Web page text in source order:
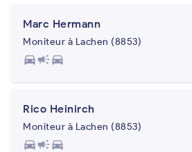
Marc Hermann
Moniteur à Lachen (8853)
directions_carcampaigndirections_car
Rico Heinirch
Moniteur à Lachen (8853)
directions_carcampaigndirections_car